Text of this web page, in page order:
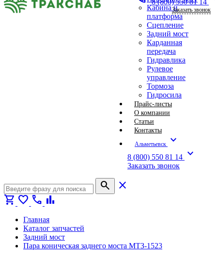
Кабина и
платформа
Сцепление
Задний мост
Карданная
передача
Гидравлика
Рулевое
управление
Тормоза
Гидросила
Прайс-листы
О компании
Статьи
Контакты
Альметьевск expand_more
8 (800) 550 81 14 expand_more
Заказать звонок
Заказать звонок
search
close
shopping_cart favorite call bar_chart
Главная
Каталог запчастей
Задний мост
Пара коническая заднего моста МТЗ-1523